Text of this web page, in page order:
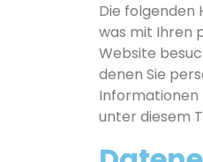
Die folgenden
was mit Ihren
Website
denen Sie
Informationen
unter diesem